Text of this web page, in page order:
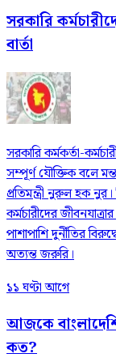
সরকারি
বার্তা
সরকারি কর্মকর্তা-
সম্পূর্ণ যৌক্তিক বলে
প্রতিমন্ত্রী নুরুল হক
কর্মচারীদের
পাশাপাশি দুর্নীতির
অত্যন্ত জরুরি।
১১ ঘণ্টা আগে
আজকে
কত?